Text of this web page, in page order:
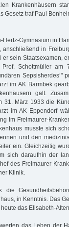
Krankenhäusern
Gesetz traf Paul
Gymnasium in
in
sein Staatsexamen,
Schottmüller am
Sepsisherdes‘"
im AK Barmbek
galt.
31. März 1933 die
im AK Eppendorf
im Freimaurer-
musste sich
und den
ein. Gleichzeitig
sich daraufhin der
des Freimaurer-
Klinik.
in Kenntnis. Das
das Elisabeth-
das Leben der